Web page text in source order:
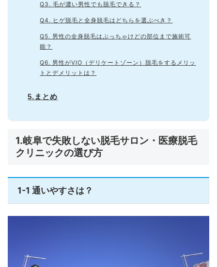
Q3. 毛が濃い男性でも脱毛できる？
Q4. ヒゲ脱毛と全身脱毛はどちらを選ぶべき？
Q5. 男性の全身脱毛はぶっちゃけどの部位まで施術可
能？
Q6. 男性がVIO（デリケートゾーン）脱毛をするメリッ
トとデメリットは？
5.まとめ
1.岐阜で失敗しない脱毛サロン・医療脱毛
クリニックの選び方
1-1 通いやすさは？